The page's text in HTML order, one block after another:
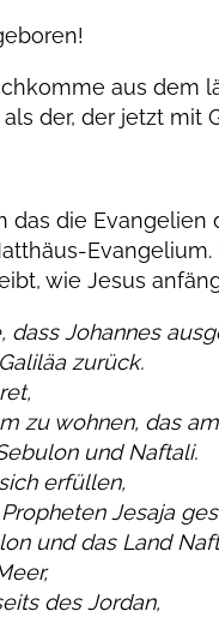
aus dem
der, der jetzt mit
das die Evangelien
wie Jesus
dass Johannes
zurück.
zu wohnen, das
und Naftali.
erfüllen,
Jesaja
und das Land
des Jordan,